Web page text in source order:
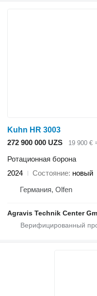
Kuhn HR 3003
272 900 000 UZS
19 900 €
Ротационная борона
2024
Состояние новый
Германия, Olfen
Agravis Technik Center